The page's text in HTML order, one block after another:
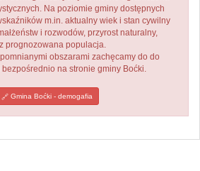
Na poziomie gminy dostępnych
m.in. aktualny wiek i stan cywilny
i rozwodów, przyrost naturalny,
prognozowana populacja.
obszarami zachęcamy do do
na stronie gminy Boćki.
Gmina Boćki - demogafia